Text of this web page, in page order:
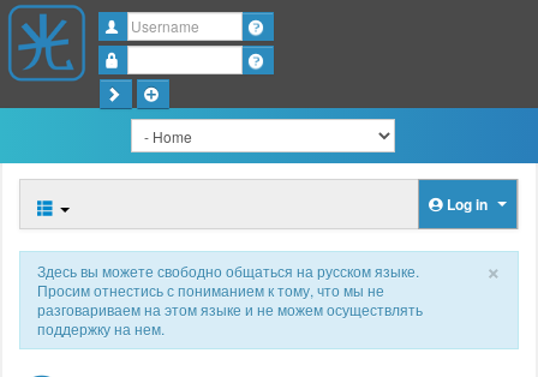
Username
Log in
×
Здесь вы можете свободно общаться на русском языке.
Просим отнестись с пониманием к тому, что мы не
разговариваем на этом языке и не можем осуществлять
поддержку на нем.